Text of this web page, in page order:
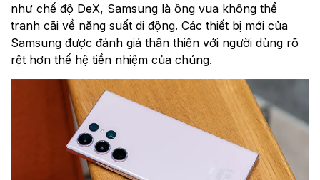
như chế độ DeX, Samsung là ông vua không thể
tranh cãi về năng suất di động. Các thiết bị mới của
Samsung được đánh giá thân thiện với người dùng rõ
rệt hơn thế hệ tiền nhiệm của chúng.